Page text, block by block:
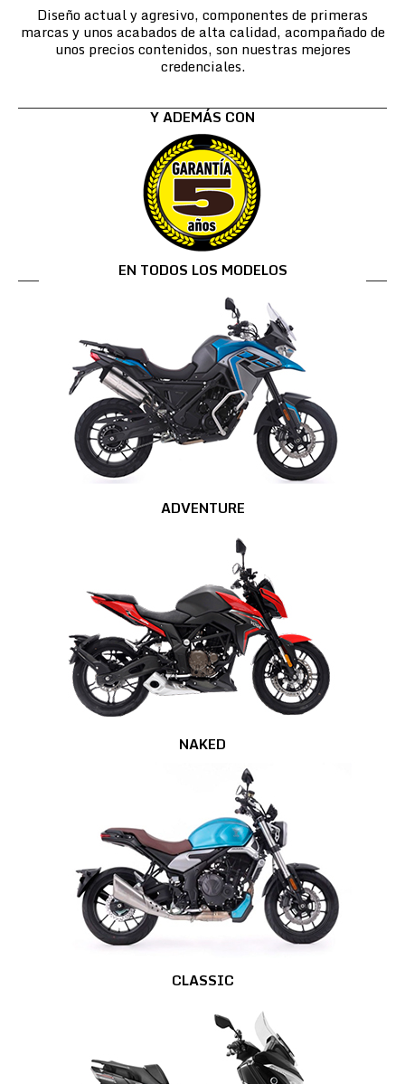
Diseño actual y agresivo, componentes de primeras
marcas y unos acabados de alta calidad, acompañado de
unos precios contenidos, son nuestras mejores
credenciales.
Y ADEMÁS CON
EN TODOS LOS MODELOS
ADVENTURE
NAKED
CLASSIC